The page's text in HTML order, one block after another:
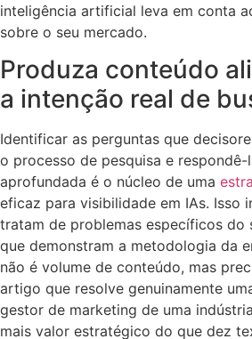
inteligência artificial leva em conta
sobre o seu mercado.
Produza conteúdo
a intenção real de
Identificar as perguntas que
o processo de pesquisa e
aprofundada é o núcleo de uma
eficaz para visibilidade em IAs. Isso
tratam de problemas específicos do
que demonstram a metodologia da
não é volume de conteúdo, mas
artigo que resolve genuinamente
gestor de marketing de uma
mais valor estratégico do que dez